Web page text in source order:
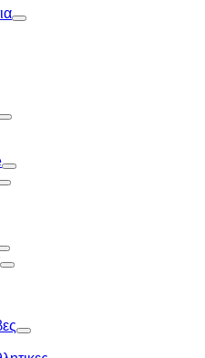
Toggle
Toggle
Toggle
Toggle
Toggle
Toggle
Toggle